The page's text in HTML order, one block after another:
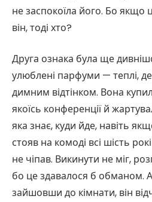
не заспокоїла його. Бо якщо
він, тоді хто?
Друга ознака була ще
улюблені парфуми — теплі,
димним відтінком. Вона
якоїсь конференції й
яка знає, куди йде, навіть
стояв на комоді всі шість
не чіпав. Викинути не міг,
бо це здавалося б обманом.
зайшовши до кімнати, він